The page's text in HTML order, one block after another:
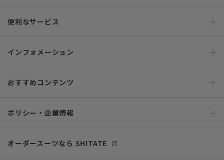
便利なサービス
インフォメーション
おすすめコンテンツ
ポリシー・企業情報
オーダースーツなら SHITATE